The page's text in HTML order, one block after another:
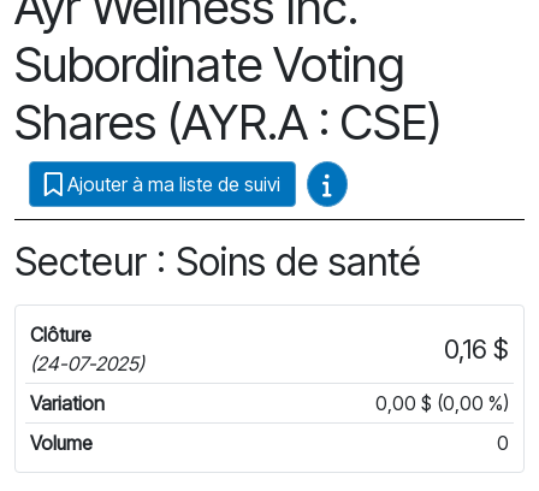
Subordinate Voting
Shares (AYR.A : CSE)
Ajouter à ma liste de suivi Guides vidéo
Secteur : Soins de santé
Clôture
(24-07-2025)
0,16 $
Variation
0,00 $ (0,00 %)
Volume
0